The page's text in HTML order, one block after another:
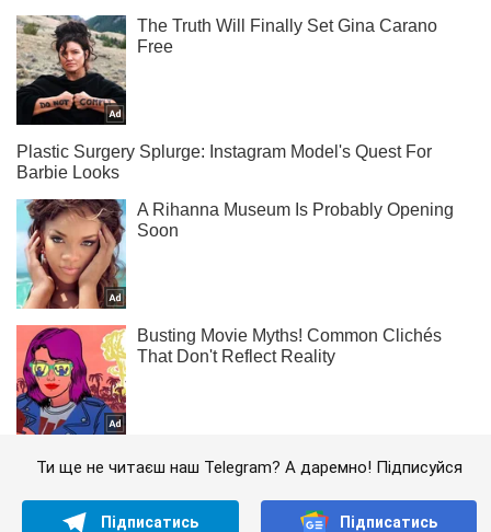
Ти ще не читаєш наш Telegram? А даремно! Підписуйся
Підписатись Підписатись